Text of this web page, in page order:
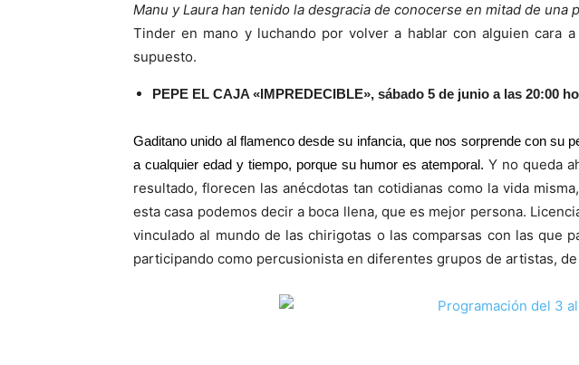
Manu y Laura han tenido la desgracia de conocerse en mitad de una
Tinder en mano y luchando por volver a hablar con alguien cara
supuesto.
PEPE EL CAJA «IMPREDECIBLE», sábado 5 de junio a las 20:00
Gaditano unido al flamenco desde su infancia, que nos sorprende con su
a cualquier edad y tiempo, porque su humor es atemporal.Y no queda
resultado, florecen las anécdotas tan cotidianas como la vida
esta casa podemos decir a boca llena, que es mejor persona.
vinculado al mundo de las chirigotas o las comparsas con las que
participando como percusionista en diferentes grupos de artistas,